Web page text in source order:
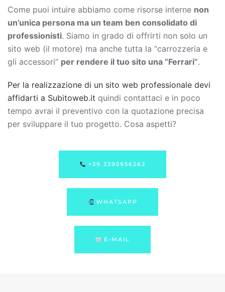
Come puoi intuire abbiamo come risorse interne non
un’unica persona ma un team ben consolidato di
professionisti. Siamo in grado di offrirti non solo un
sito web (il motore) ma anche tutta la “carrozzeria e
gli accessori” per rendere il tuo sito una “Ferrari”.
Per la realizzazione di un sito web professionale devi
affidarti a Subitoweb.it quindi contattaci e in poco
tempo avrai il preventivo con la quotazione precisa
per sviluppare il tuo progetto. Cosa aspetti?
+39.3395956262
WHATSAPP
E-MAIL